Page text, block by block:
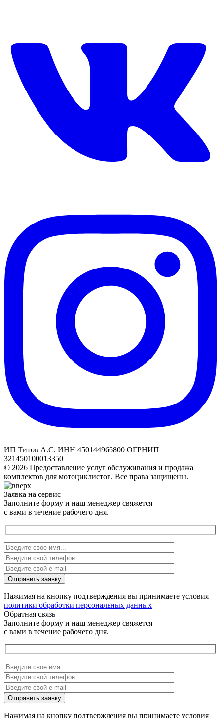
ИП Титов А.С. ИНН 450144966800 ОГРНИП
321450100013350
© 2026 Предоставление услуг обслуживания и продажа
комплектов для мотоциклистов. Все права защищены.
Заявка на сервис
Заполните форму и наш менеджер свяжется
с вами в течение рабочего дня.
Нажимая на кнопку подтверждения вы принимаете условия
политики обработки персональных данных
Обратная связь
Заполните форму и наш менеджер свяжется
с вами в течение рабочего дня.
Нажимая на кнопку подтверждения вы принимаете условия